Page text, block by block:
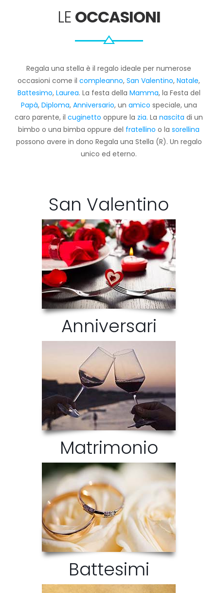
LE OCCASIONI
Regala una stella è il regalo ideale per numerose
occasioni come ilcompleanno,San Valentino,Natale,
Battesimo, Laurea. La festa della Mamma, la Festa del
Papà, Diploma, Anniversario, un amico speciale, una
caro parente, ilcuginettooppure la zia. Lanascitadi un
bimbo o una bimba oppure del fratellinoo lasorellina
possono avere in dono Regala una Stella (R). Un regalo
unico ed eterno.
San Valentino
Anniversari
Matrimonio
Battesimi